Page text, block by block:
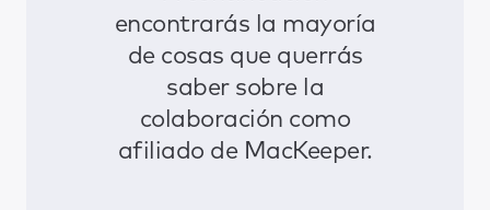
encontrarás la mayoría
de cosas que querrás
saber sobre la
colaboración como
afiliado de MacKeeper.